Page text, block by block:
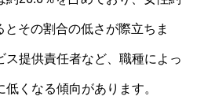
その割合の低さが際立ちま
ス提供責任者など、職種によっ
くなる傾向があります。